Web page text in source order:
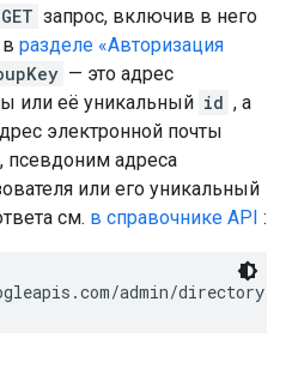
GET запрос, включив в него
разделе «Авторизация
— это адрес
или её уникальный id , а
электронной почты
псевдоним адреса
или его уникальный
см. в справочнике API :
admin/directory/